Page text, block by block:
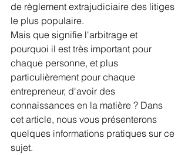
de règlement extrajudiciaire des litiges
le plus populaire.
Mais que signifie l'arbitrage et
pourquoi il est très important pour
chaque personne, et plus
particulièrement pour chaque
entrepreneur, d'avoir des
connaissances en la matière ? Dans
cet article, nous vous présenterons
quelques informations pratiques sur ce
sujet.